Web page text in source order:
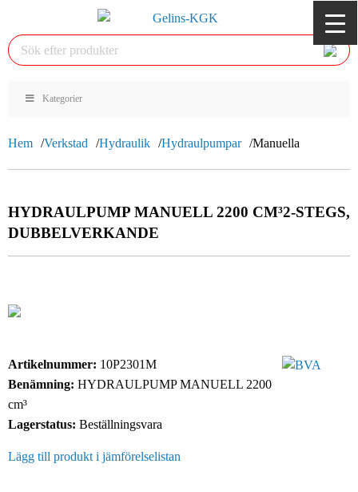
Kategorier
Hem Verkstad Hydraulik Hydraulpumpar Manuella
HYDRAULPUMP MANUELL 2200 CM³2-STEGS,
DUBBELVERKANDE
Artikelnummer: 10P2301M
Benämning: HYDRAULPUMP MANUELL 2200
cm³
Lagerstatus: Beställningsvara
Lägg till produkt i jämförelselistan